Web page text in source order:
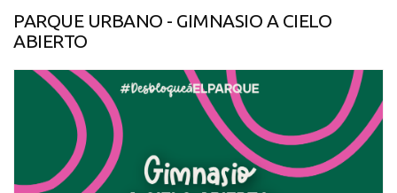
PARQUE URBANO - GIMNASIO A CIELO
ABIERTO